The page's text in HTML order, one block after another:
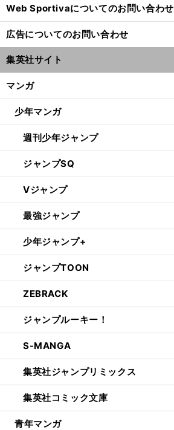
Web Sportivaについてのお問い合わせ
広告についてのお問い合わせ
集英社サイト
マンガ
少年マンガ
週刊少年ジャンプ
ジャンプSQ
Vジャンプ
最強ジャンプ
少年ジャンプ+
ジャンプTOON
ZEBRACK
ジャンプルーキー！
S-MANGA
集英社ジャンプリミックス
集英社コミック文庫
青年マンガ